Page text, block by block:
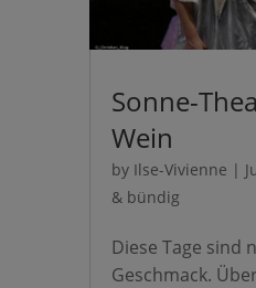
Sonne-
Wein
by Ilse-Vivienne |
& bündig
Diese Tage sind
Geschmack.